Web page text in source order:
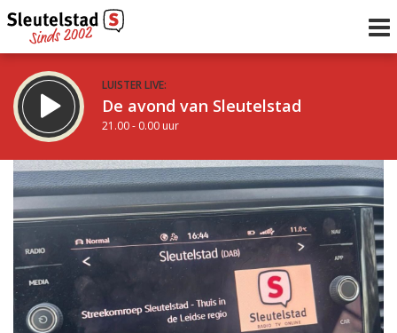
LUISTER LIVE:
De avond van Sleutelstad
21.00 - 0.00 uur
STRAKS:
De nacht van Sleutelstad
0.00 - 6.00 uur
Vorig uur
uur 1 van 0 Volgend uur